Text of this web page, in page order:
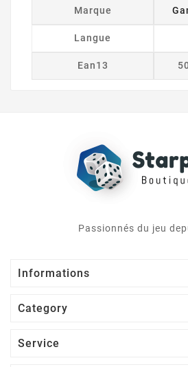
Marque
Langue
Ean13
Passionnés du jeu
Informations
Category
Service